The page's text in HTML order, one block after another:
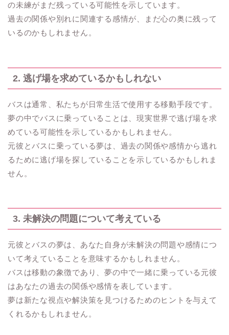
の未練がまだ残っている可能性を示しています。
過去の関係や別れに関連する感情が、まだ心の奥に残って
いるのかもしれません。
2. 逃げ場を求めているかもしれない
バスは通常、私たちが日常生活で使用する移動手段です。
夢の中でバスに乗っていることは、現実世界で逃げ場を求
めている可能性を示しているかもしれません。
元彼とバスに乗っている夢は、過去の関係や感情から逃れ
るために逃げ場を探していることを示しているかもしれま
せん。
3. 未解決の問題について考えている
元彼とバスの夢は、あなた自身が未解決の問題や感情につ
いて考えていることを意味するかもしれません。
バスは移動の象徴であり、夢の中で一緒に乗っている元彼
はあなたの過去の関係や感情を表しています。
夢は新たな視点や解決策を見つけるためのヒントを与えて
くれるかもしれません。